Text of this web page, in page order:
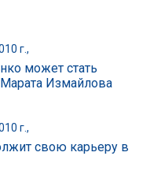
г.,
может стать
Измайлова
г.,
свою карьеру в